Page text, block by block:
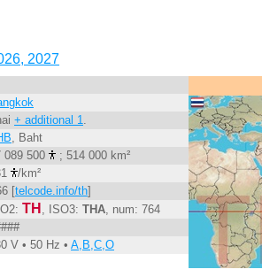
2027
+ additional 1.
, Baht
089 500
; 514 000 km²
/km²
[telcode.info/th]
TH , ISO3: THA, num: 764
V • 50 Hz • A,B,C,O